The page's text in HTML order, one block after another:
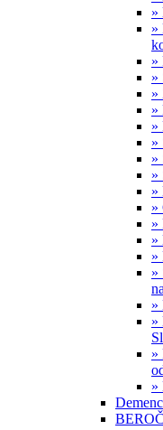
»
»
»
»
»
»
»
»
»
»
»
»
»
»
»
»
»
»
»
»